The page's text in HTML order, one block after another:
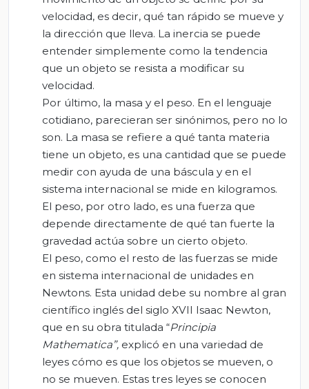
velocidad, es decir, qué tan rápido se mueve y
la dirección que lleva. La inercia se puede
entender simplemente como la tendencia
que un objeto se resista a modificar su
velocidad.
Por último, la masa y el peso. En el lenguaje
cotidiano, parecieran ser sinónimos, pero no lo
son. La masa se refiere a qué tanta materia
tiene un objeto, es una cantidad que se puede
medir con ayuda de una báscula y en el
sistema internacional se mide en kilogramos.
El peso, por otro lado, es una fuerza que
depende directamente de qué tan fuerte la
gravedad actúa sobre un cierto objeto.
El peso, como el resto de las fuerzas se mide
en sistema internacional de unidades en
Newtons. Esta unidad debe su nombre al gran
científico inglés del siglo XVII Isaac Newton,
que en su obra titulada “Principia
Mathematica”, explicó en una variedad de
leyes cómo es que los objetos se mueven, o
no se mueven. Estas tres leyes se conocen